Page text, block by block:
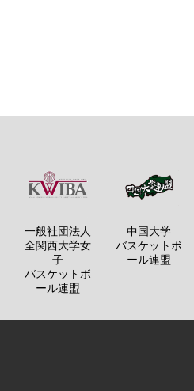
一般社団法人
全関西大学女
子
バスケットボ
ール連盟
中国大学
バスケットボ
ール連盟